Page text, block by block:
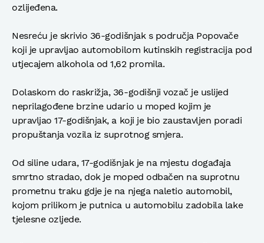
ozlijeđena.
Nesreću je skrivio 36-godišnjak s područja Popovače
koji je upravljao automobilom kutinskih registracija pod
utjecajem alkohola od 1,62 promila.
Dolaskom do raskrižja, 36-godišnji vozač je uslijed
neprilagođene brzine udario u moped kojim je
upravljao 17-godišnjak, a koji je bio zaustavljen poradi
propuštanja vozila iz suprotnog smjera.
Od siline udara, 17-godišnjak je na mjestu događaja
smrtno stradao, dok je moped odbačen na suprotnu
prometnu traku gdje je na njega naletio automobil,
kojom prilikom je putnica u automobilu zadobila lake
tjelesne ozljede.